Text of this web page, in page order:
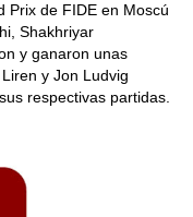
Prix de FIDE en Moscú
Shakhriyar
y ganaron unas
y Jon Ludvig
respectivas partidas.